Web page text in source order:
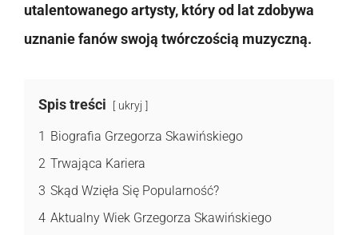
utalentowanego artysty, który od lat zdobywa
uznanie fanów swoją twórczością muzyczną.
Spis treści ukryj
1 Biografia Grzegorza Skawińskiego
2 Trwająca Kariera
3 Skąd Wzięła Się Popularność?
4 Aktualny Wiek Grzegorza Skawińskiego